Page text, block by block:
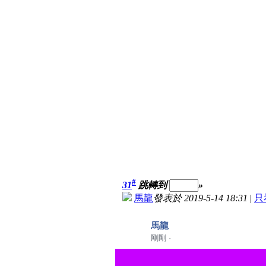
31# 跳轉到
»
馬龍發表於 2019-5-14 18:31 |
馬龍
剛剛 ·